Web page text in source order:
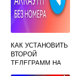
КАК УСТАНОВИТЬ
ВТОРОЙ
ТЕЛЕГРАММ НА